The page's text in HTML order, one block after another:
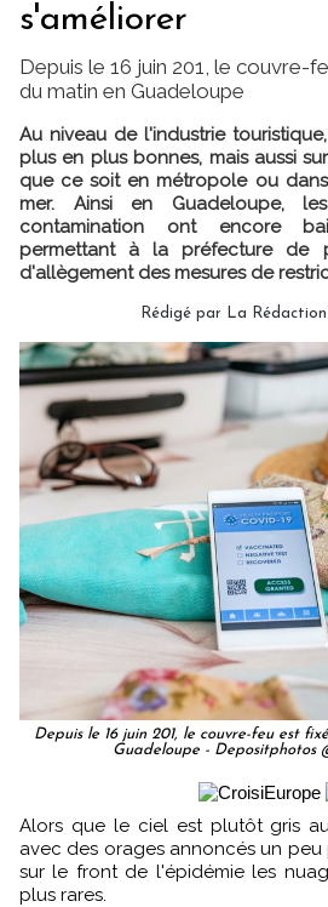
s'améliorer
Depuis le 16 juin 201, le couvre-
du matin en Guadeloupe
Au niveau de l'industrie
plus en plus bonnes, mais aussi
que ce soit en métropole ou
mer. Ainsi en Guadeloupe,
contamination ont encore
permettant à la préfecture de
d'allègement des mesures de
Rédigé par La Rédaction
Depuis le 16 juin 201, le couvre-feu est
Guadeloupe - Depositphotos
Alors que le ciel est plutôt gris au-dessus de la France,
avec des orages annoncés un peu
sur le front de l'épidémie les
plus rares.